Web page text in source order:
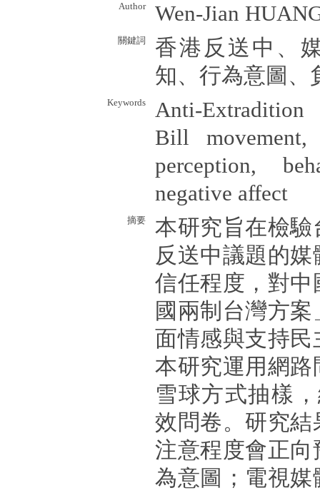
Author Wen-Jian
關鍵詞
香港反送中、
知、行為意圖、
Keywords
Anti-
Bill
perception,
negative affect
摘要
本研究旨在檢
反送中議題的
信任程度，對
國兩制台灣方
面情感與支持
本研究運用網
雪球方式抽樣
效問卷。研究
注意程度會正
為意圖；電視